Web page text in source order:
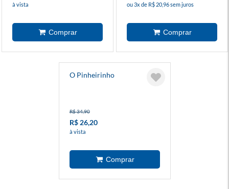
à vista ou 3x de R$ 20,96 sem juros
O Pinheirinho
R$ 34,90
R$ 26,20
à vista